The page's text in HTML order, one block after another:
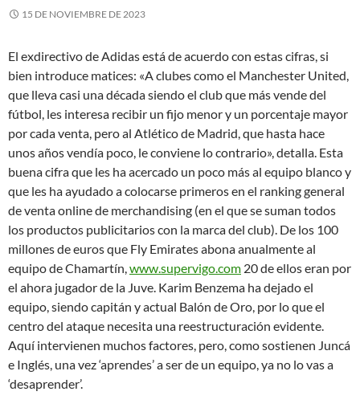
15 DE NOVIEMBRE DE 2023
El exdirectivo de Adidas está de acuerdo con estas cifras, si
bien introduce matices: «A clubes como el Manchester United,
que lleva casi una década siendo el club que más vende del
fútbol, les interesa recibir un fijo menor y un porcentaje mayor
por cada venta, pero al Atlético de Madrid, que hasta hace
unos años vendía poco, le conviene lo contrario», detalla. Esta
buena cifra que les ha acercado un poco más al equipo blanco y
que les ha ayudado a colocarse primeros en el ranking general
de venta online de merchandising (en el que se suman todos
los productos publicitarios con la marca del club). De los 100
millones de euros que Fly Emirates abona anualmente al
equipo de Chamartín,www.supervigo.com 20 de ellos eran por
el ahora jugador de la Juve. Karim Benzema ha dejado el
equipo, siendo capitán y actual Balón de Oro, por lo que el
centro del ataque necesita una reestructuración evidente.
Aquí intervienen muchos factores, pero, como sostienen Juncá
e Inglés, una vez ‘aprendes’ a ser de un equipo, ya no lo vas a
‘desaprender’.